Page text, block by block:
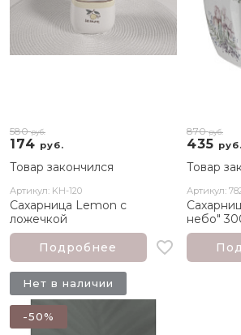
174 руб.
580руб.
Товар закончился
Артикул: KH-120
Сахарница Lemon c
ложечкой
Подробнее
435 руб.
870руб.
Товар
Артикул:
небо"
Нет в наличии
-50%